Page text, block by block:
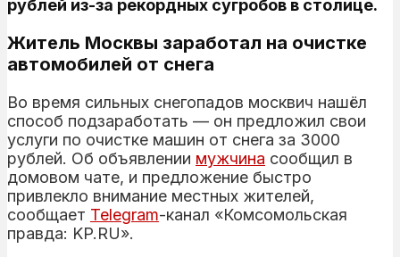
рублей из-за рекордных сугробов в столице.
Житель Москвы заработал на очистке
автомобилей от снега
Во время сильных снегопадов москвич нашёл
способ подзаработать — он предложил свои
услуги по очистке машин от снега за 3000
рублей. Об объявлении мужчина сообщил в
домовом чате, и предложение быстро
привлекло внимание местных жителей,
сообщает Telegram-канал «Комсомольская
правда: KP.RU».